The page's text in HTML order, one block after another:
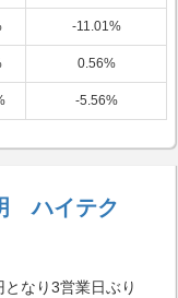
-11.01%
0.56%
-5.56%
ハイテク
なり3営業日ぶり